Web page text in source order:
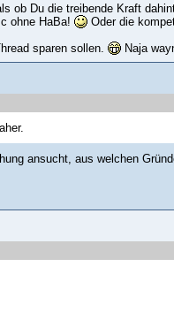
ob Du die treibende Kraft
ohne HaBa!
Oder die
sparen sollen.
Naja
ansucht, aus welchen